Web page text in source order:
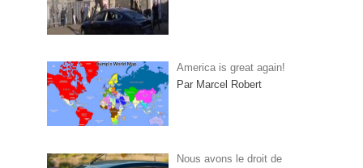
America is great again!
Par Marcel Robert
Nous avons le droit de